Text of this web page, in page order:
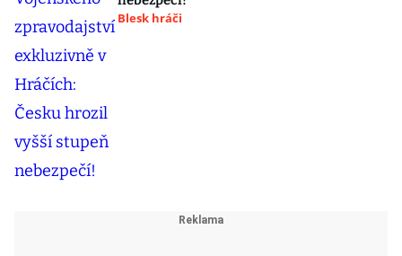
Blesk hráči